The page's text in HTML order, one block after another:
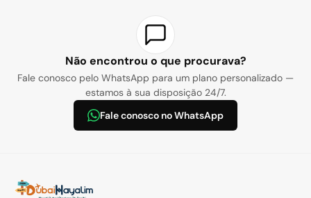
Não encontrou o que procurava?
Fale conosco pelo WhatsApp para um plano personalizado —
estamos à sua disposição 24/7.
Fale conosco no WhatsApp